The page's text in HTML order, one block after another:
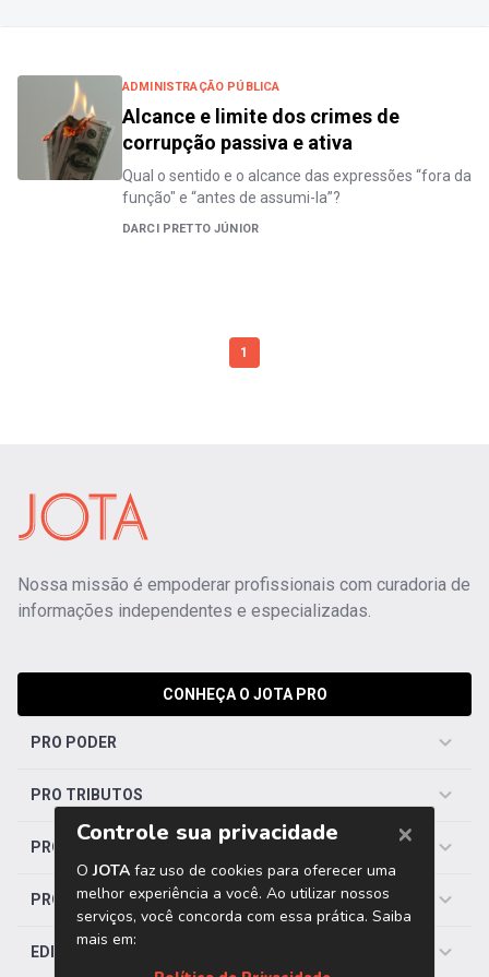
ADMINISTRAÇÃO PÚBLICA
Alcance e limite dos crimes de
corrupção passiva e ativa
Qual o sentido e o alcance das expressões “fora da
função" e “antes de assumi-la”?
DARCI PRETTO JÚNIOR
1
Nossa missão é empoderar profissionais com curadoria de
informações independentes e especializadas.
CONHEÇA O JOTA PRO
PRO PODER
PRO TRIBUTOS
PRO TRABALHISTA
PRO SAÚDE
EDITORIAS